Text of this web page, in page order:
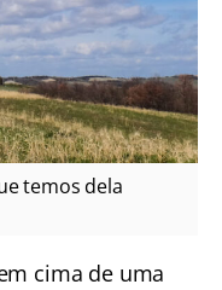
temos dela
cima de uma